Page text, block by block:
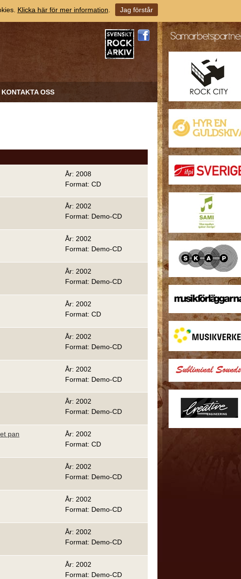
KONTAKTA OSS
År: 2008
Format: CD
År: 2002
Format: Demo-CD
År: 2002
Format: Demo-CD
År: 2002
Format: Demo-CD
År: 2002
Format: CD
År: 2002
Format: Demo-CD
År: 2002
Format: Demo-CD
År: 2002
Format: Demo-CD
pan
År: 2002
Format: CD
År: 2002
Format: Demo-CD
År: 2002
Format: Demo-CD
År: 2002
Format: Demo-CD
År: 2002
Format: Demo-CD
Klicka här för mer information Jag förstår